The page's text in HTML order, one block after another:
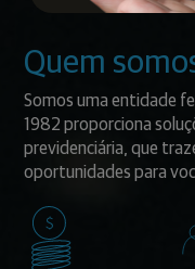
Quem
Somos uma entidade
1982 proporciona
previdenciária, que
oportunidades para